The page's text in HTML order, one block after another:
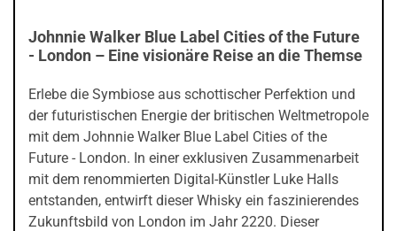
Johnnie Walker Blue Label Cities of the Future
- London – Eine visionäre Reise an die Themse
Erlebe die Symbiose aus schottischer Perfektion und
der futuristischen Energie der britischen Weltmetropole
mit dem Johnnie Walker Blue Label Cities of the
Future - London. In einer exklusiven Zusammenarbeit
mit dem renommierten Digital-Künstler Luke Halls
entstanden, entwirft dieser Whisky ein faszinierendes
Zukunftsbild von London im Jahr 2220. Dieser